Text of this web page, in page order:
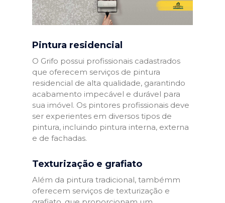
Pintura residencial
O Grifo possui profissionais cadastrados
que oferecem serviços de pintura
residencial de alta qualidade, garantindo
acabamento impecável e durável para
sua imóvel. Os pintores profissionais deve
ser experientes em diversos tipos de
pintura, incluindo pintura interna, externa
e de fachadas.
Texturização e grafiato
Além da pintura tradicional, tambémm
oferecem serviços de texturização e